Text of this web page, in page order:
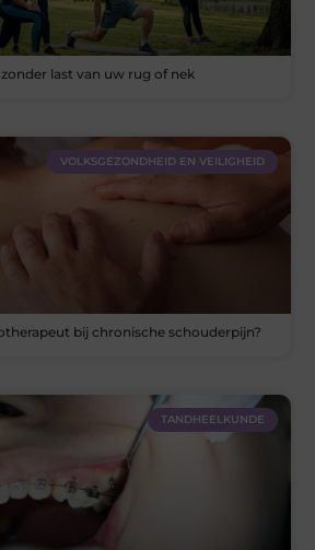
last van uw rug of nek
VOLKSGEZONDHEID EN VEILIGHEID
bij chronische schouderpijn?
TANDHEELKUNDE